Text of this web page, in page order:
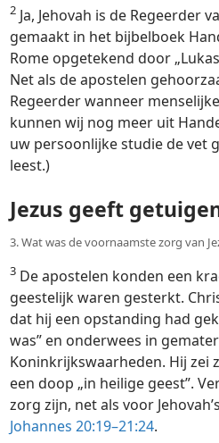
2 Ja, Jehovah is de Regeerder
gemaakt in het bijbelboek
Rome opgetekend door
Net als de apostelen
Regeerder wanneer
kunnen wij nog meer uit
uw persoonlijke studie de vet
leest.)
Jezus geeft
3. Wat was de voornaamste zorg van
3 De apostelen konden een
geestelijk waren gesterkt.
dat hij een opstanding had
was” en onderwees in
Koninkrijkswaarheden. Hij zei
een doop „in heilige geest”.
zorg zijn, net als voor
Johannes 20:19–21:24.